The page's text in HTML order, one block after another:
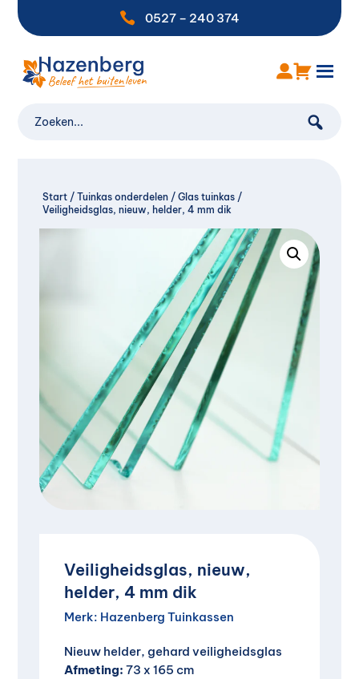
 0527 – 240 374
Start/ Tuinkas onderdelen/ Glas tuinkas/
Veiligheidsglas, nieuw, helder, 4 mm dik
Veiligheidsglas, nieuw,
helder, 4 mm dik
Merk: Hazenberg Tuinkassen
Nieuw helder, gehard veiligheidsglas
Afmeting: 73 x 165 cm